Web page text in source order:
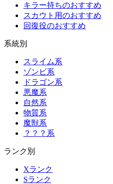
キラー持ちのおすすめ
スカウト用のおすすめ
回復役のおすすめ
系統別
スライム系
ゾンビ系
ドラゴン系
悪魔系
自然系
物質系
魔獣系
？？？系
ランク別
Xランク
Sランク